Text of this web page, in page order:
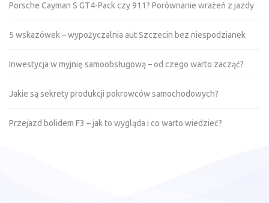
Porsche Cayman S GT4-Pack czy 911? Porównanie wrażeń z jazdy
5 wskazówek – wypożyczalnia aut Szczecin bez niespodzianek
Inwestycja w myjnię samoobsługową – od czego warto zacząć?
Jakie są sekrety produkcji pokrowców samochodowych?
Przejazd bolidem F3 – jak to wygląda i co warto wiedzieć?